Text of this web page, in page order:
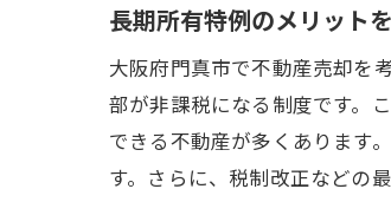
長期所有特例のメリット
大阪府門真市で不動産売却を
部が非課税になる制度です。
できる不動産が多くあります
す。さらに、税制改正などの